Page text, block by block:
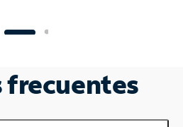
frecuentes